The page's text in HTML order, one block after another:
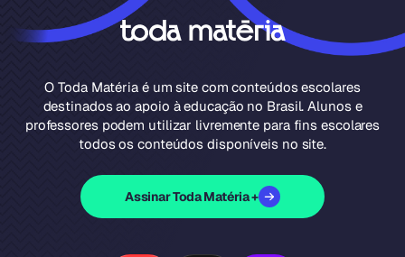
O Toda Matéria é um site com conteúdos escolares
destinados ao apoio à educação no Brasil. Alunos e
professores podem utilizar livremente para fins escolares
todos os conteúdos disponíveis no site.
Assinar Toda Matéria +